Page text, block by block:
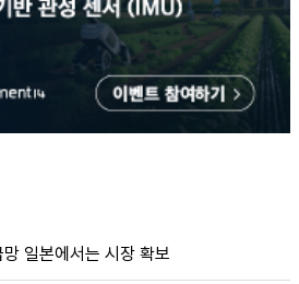
일본에서는 시장 확보